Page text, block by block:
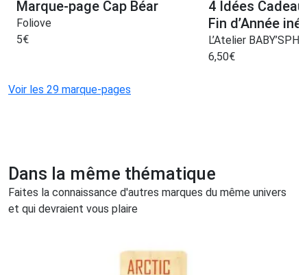
Marque-page Cap Béar
Foliove
5€
4 Idées
Fin d’Année
L’Atelier
6,50€
Voir les 29 marque-pages
Dans la même thématique
Faites la connaissance d'autres marques du même univers
et qui devraient vous plaire